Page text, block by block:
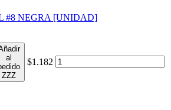
#8 NEGRA [UNIDAD]
al
ZZZ
$1.182